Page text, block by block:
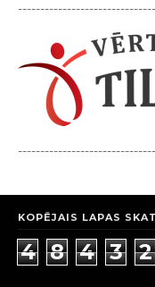
KOPĒJAIS LAPAS
4 8 4 3 2